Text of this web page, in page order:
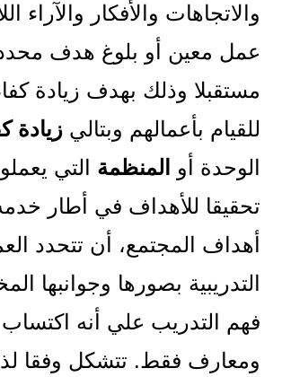
والاتجاهات والأفكار والآراء
عمل معين أو بلوغ هدف محدد
مستقبلا وذلك بهدف زيادة
للقيام بأعمالهم وبتالي زيادة
الوحدة أو المنظمة التي
تحقيقا للأهداف في أطار
أهداف المجتمع، أن تتحدد
التدريبية بصورها وجوانبها
فهم التدريب علي أنه
ومعارف فقط. تتشكل وفقا